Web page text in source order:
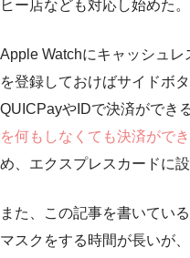
ヒー店なども対応し始めた。
Apple Watchにキャッシュ
を登録しておけばサイドボ
QUICPayやIDで決済ができる
を何もしなくても決済がで
め、エクスプレスカードに
また、この記事を書いてい
マスクをする時間が長いが